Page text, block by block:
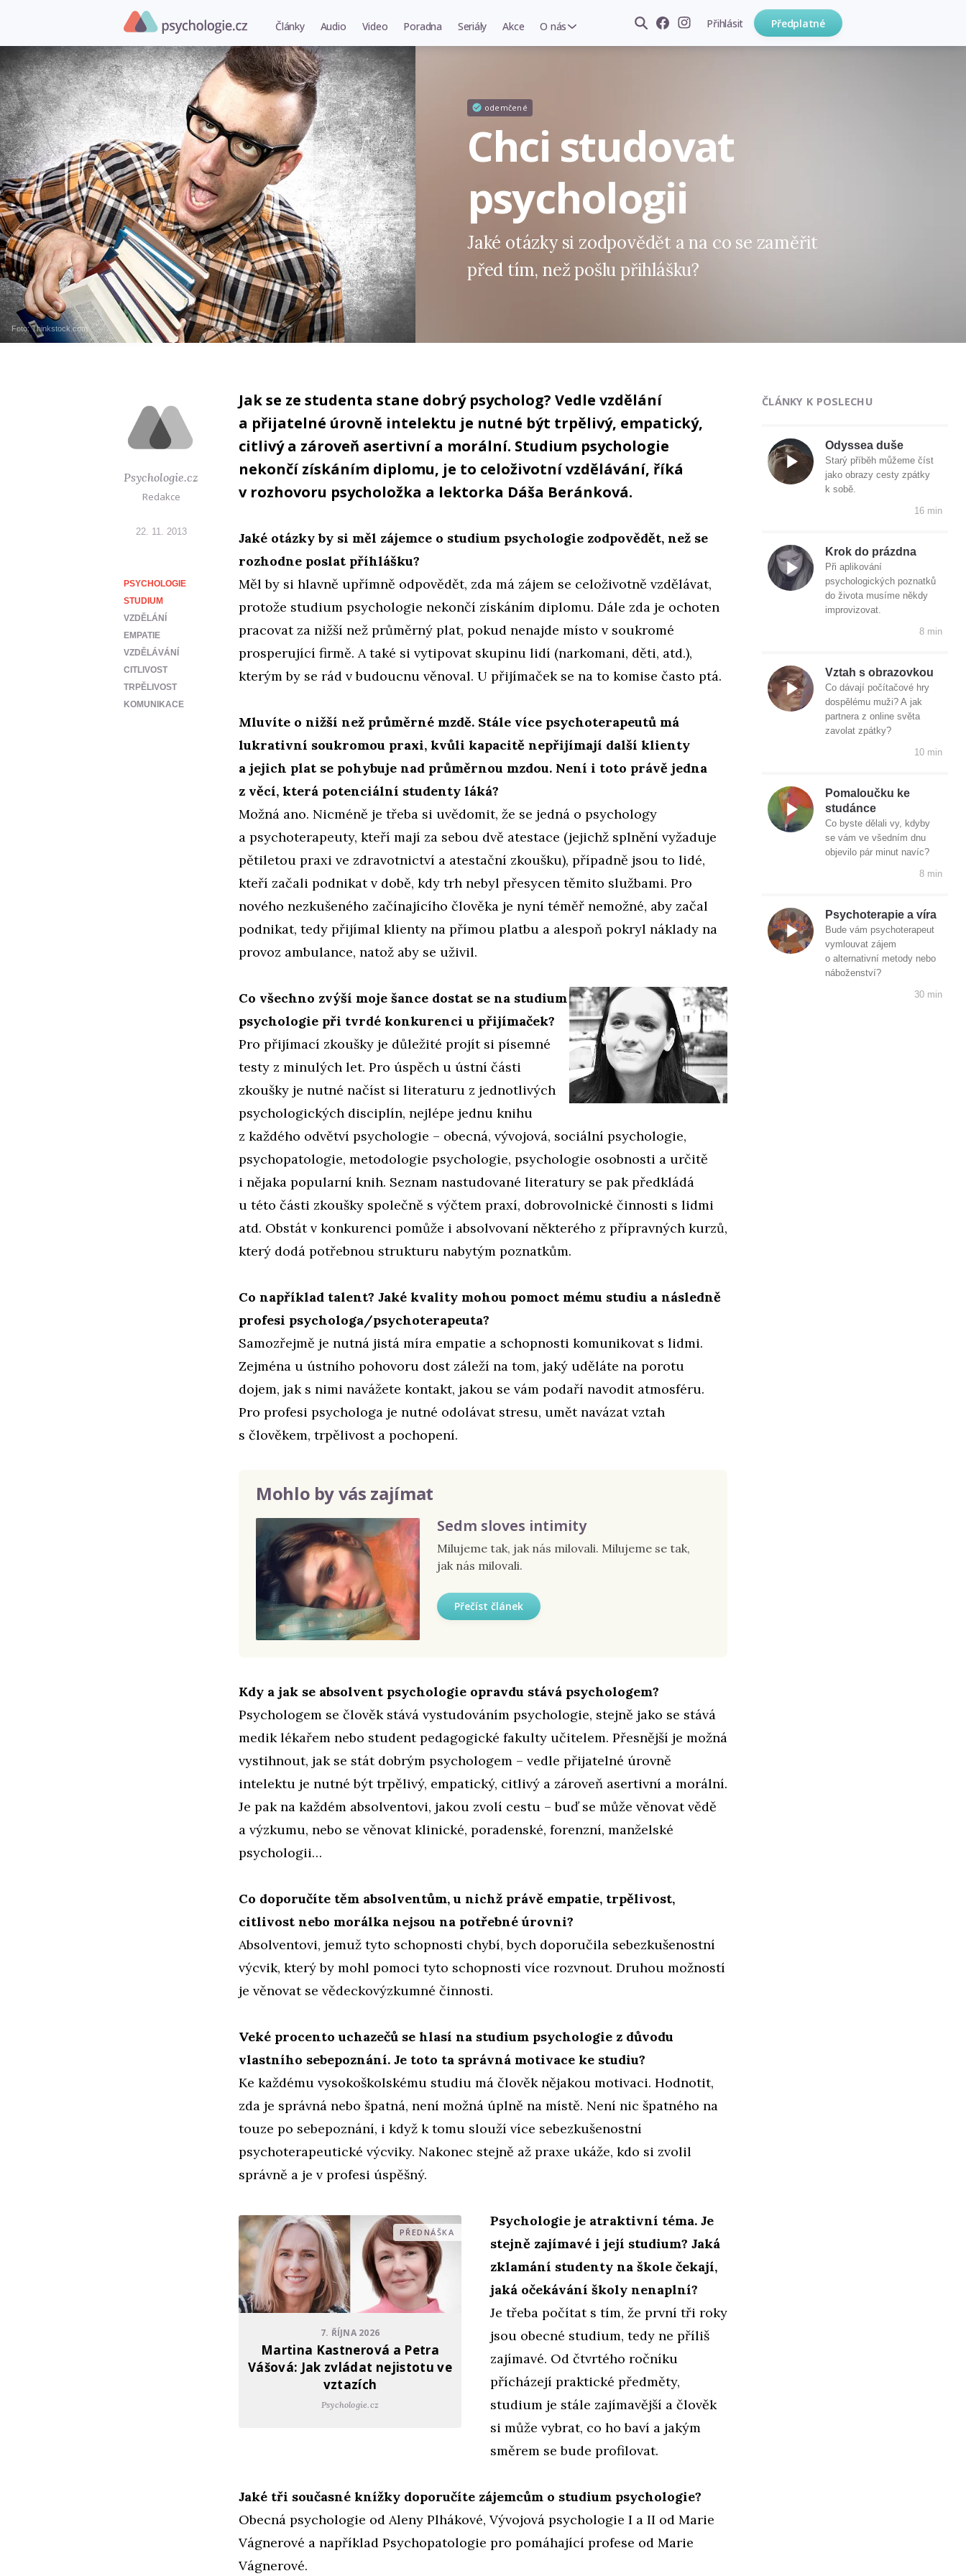
Články Audio Video Poradna Seriály Akce O nás Přihlásit Předplatné
Foto: Thinkstock.com
odemčené
Chci studovat
psychologii
Jaké otázky si zodpovědět a na co se zaměřit
před tím, než pošlu přihlášku?
Psychologie.cz
Redakce
22. 11. 2013
PSYCHOLOGIE
STUDIUM
VZDĚLÁNÍ
EMPATIE
VZDĚLÁVÁNÍ
CITLIVOST
TRPĚLIVOST
KOMUNIKACE
Jak se ze studenta stane dobrý psycholog? Vedle vzdělání
a přijatelné úrovně intelektu je nutné být trpělivý, empatický,
citlivý a zároveň asertivní a morální. Studium psychologie
nekončí získáním diplomu, je to celoživotní vzdělávání, říká
v rozhovoru psycholožka a lektorka Dáša Beránková.
Jaké otázky by si měl zájemce o studium psychologie zodpovědět, než se
rozhodne poslat příhlášku?
Měl by si hlavně upřímně odpovědět, zda má zájem se celoživotně vzdělávat,
protože studium psychologie nekončí získáním diplomu. Dále zda je ochoten
pracovat za nižší než průměrný plat, pokud nenajde místo v soukromé
prosperující firmě. A také si vytipovat skupinu lidí (narkomani, děti, atd.),
kterým by se rád v budoucnu věnoval. U přijímaček se na to komise často ptá.
Mluvíte o nižší než průměrné mzdě. Stále více psychoterapeutů má
lukrativní soukromou praxi, kvůli kapacitě nepřijímají další klienty
a jejich plat se pohybuje nad průměrnou mzdou. Není i toto právě jedna
z věcí, která potenciální studenty láká?
Možná ano. Nicméně je třeba si uvědomit, že se jedná o psychology
a psychoterapeuty, kteří mají za sebou dvě atestace (jejichž splnění vyžaduje
pětiletou praxi ve zdravotnictví a atestační zkoušku), případně jsou to lidé,
kteří začali podnikat v době, kdy trh nebyl přesycen těmito službami. Pro
nového nezkušeného začínajícího člověka je nyní téměř nemožné, aby začal
podnikat, tedy přijímal klienty na přímou platbu a alespoň pokryl náklady na
provoz ambulance, natož aby se uživil.
Co všechno zvýší moje šance dostat se na studium
psychologie při tvrdé konkurenci u přijímaček?
Pro přijímací zkoušky je důležité projít si písemné
testy z minulých let. Pro úspěch u ústní části
zkoušky je nutné načíst si literaturu z jednotlivých
psychologických disciplín, nejlépe jednu knihu
z každého odvětví psychologie – obecná, vývojová, sociální psychologie,
psychopatologie, metodologie psychologie, psychologie osobnosti a určitě
i nějaka popularní knih. Seznam nastudované literatury se pak předkládá
u této části zkoušky společně s výčtem praxí, dobrovolnické činnosti s lidmi
atd. Obstát v konkurenci pomůže i absolvovaní některého z přípravných kurzů,
který dodá potřebnou strukturu nabytým poznatkům.
Co například talent? Jaké kvality mohou pomoct mému studiu a následně
profesi psychologa/psychoterapeuta?
Samozřejmě je nutná jistá míra empatie a schopnosti komunikovat s lidmi.
Zejména u ústního pohovoru dost záleží na tom, jaký uděláte na porotu
dojem, jak s nimi navážete kontakt, jakou se vám podaří navodit atmosféru.
Pro profesi psychologa je nutné odolávat stresu, umět navázat vztah
s člověkem, trpělivost a pochopení.
Mohlo by vás zajímat
Sedm sloves intimity
Milujeme tak, jak nás milovali. Milujeme se tak,
jak nás milovali.
Přečíst článek
Kdy a jak se absolvent psychologie opravdu stává psychologem?
Psychologem se člověk stává vystudováním psychologie, stejně jako se stává
medik lékařem nebo student pedagogické fakulty učitelem. Přesnější je možná
vystihnout, jak se stát dobrým psychologem – vedle přijatelné úrovně
intelektu je nutné být trpělivý, empatický, citlivý a zároveň asertivní a morální.
Je pak na každém absolventovi, jakou zvolí cestu – buď se může věnovat vědě
a výzkumu, nebo se věnovat klinické, poradenské, forenzní, manželské
psychologii…
Co doporučíte těm absolventům, u nichž právě empatie, trpělivost,
citlivost nebo morálka nejsou na potřebné úrovni?
Absolventovi, jemuž tyto schopnosti chybí, bych doporučila sebezkušenostní
výcvik, který by mohl pomoci tyto schopnosti více rozvnout. Druhou možností
je věnovat se vědeckovýzkumné činnosti.
Veké procento uchazečů se hlasí na studium psychologie z důvodu
vlastního sebepoznání. Je toto ta správná motivace ke studiu?
Ke každému vysokoškolskému studiu má člověk nějakou motivaci. Hodnotit,
zda je správná nebo špatná, není možná úplně na místě. Není nic špatného na
touze po sebepoznání, i když k tomu slouží více sebezkušenostní
psychoterapeutické výcviky. Nakonec stejně až praxe ukáže, kdo si zvolil
správně a je v profesi úspěšný.
PŘEDNÁŠKA
7. ŘÍJNA 2026
Martina Kastnerová a Petra
Vášová: Jak zvládat nejistotu ve
vztazích
Psychologie.cz
Psychologie je atraktivní téma. Je
stejně zajímavé i její studium? Jaká
zklamání studenty na škole čekají,
jaká očekávání školy nenaplní?
Je třeba počítat s tím, že první tři roky
jsou obecné studium, tedy ne příliš
zajímavé. Od čtvrtého ročníku
přícházejí praktické předměty,
studium je stále zajímavější a člověk
si může vybrat, co ho baví a jakým
směrem se bude profilovat.
Jaké tři současné knížky doporučíte zájemcům o studium psychologie?
Obecná psychologie od Aleny Plhákové, Vývojová psychologie I a II od Marie
Vágnerové a například Psychopatologie pro pomáhající profese od Marie
Vágnerové.
ČLÁNKY K POSLECHU
Odyssea duše
Starý příběh můžeme číst
jako obrazy cesty zpátky
k sobě.
16 min
Krok do prázdna
Při aplikování
psychologických poznatků
do života musíme někdy
improvizovat.
8 min
Vztah s obrazovkou
Co dávají počítačové hry
dospělému muži? A jak
partnera z online světa
zavolat zpátky?
10 min
Pomaloučku ke
studánce
Co byste dělali vy, kdyby
se vám ve všedním dnu
objevilo pár minut navíc?
8 min
Psychoterapie a víra
Bude vám psychoterapeut
vymlouvat zájem
o alternativní metody nebo
náboženství?
30 min